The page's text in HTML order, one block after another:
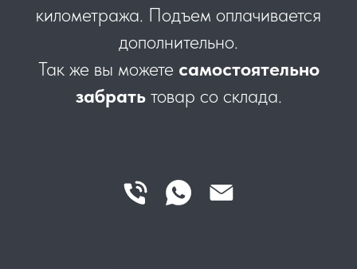
километража. Подъем оплачивается
дополнительно.
Так же вы можете самостоятельно
забратьтовар со склада.